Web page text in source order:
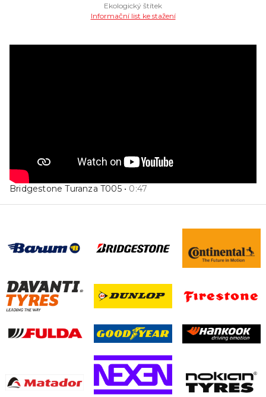
Ekologický štítek
Informační list ke stažení
Bridgestone Turanza T005• 0:47